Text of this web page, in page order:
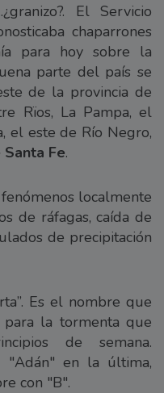
El Servicio
chaparrones
para hoy sobre la
parte del país se
de la provincia de
Rïos, La Pampa, el
el este de Río Negro,
Fe.
localmente
de ráfagas, caída de
de precipitación
Es el nombre que
la tormenta que
de semana.
"Adán" en la última,
con "B".